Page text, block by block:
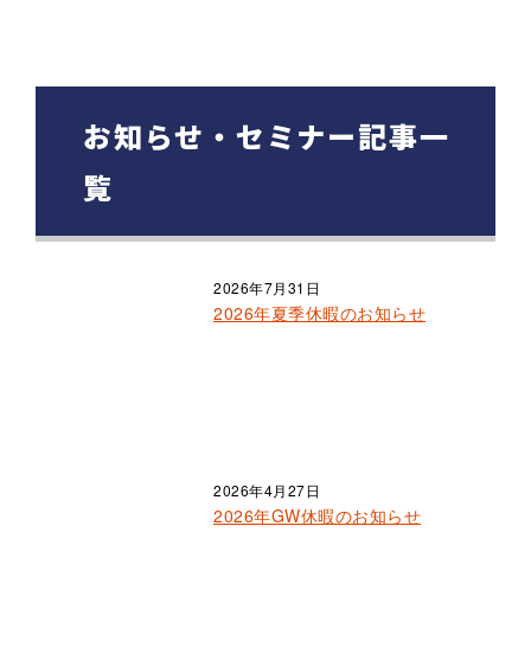
お知らせ・セミナー記事一
覧
2026年夏季休暇のお知らせ
2026年7月31日
2026年GW休暇のお知らせ
2026年4月27日